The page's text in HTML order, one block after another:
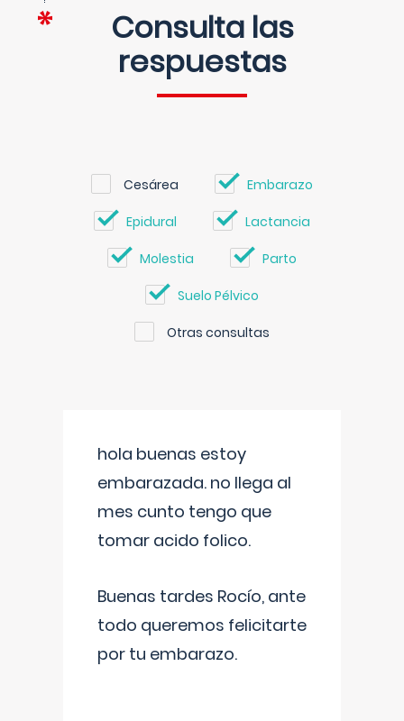
Consulta las
respuestas
Cesárea Embarazo
Epidural Lactancia
Molestia Parto
Suelo Pélvico
Otras consultas
hola buenas estoy
embarazada. no llega al
mes cunto tengo que
tomar acido folico.
Buenas tardes Rocío, ante
todo queremos felicitarte
por tu embarazo.